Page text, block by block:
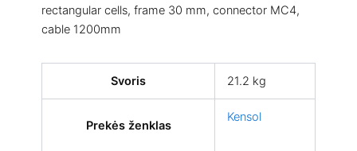
rectangular cells, frame 30 mm, connector MC4,
cable 1200mm
Svoris 21.2 kg
Prekės ženklas
Kensol